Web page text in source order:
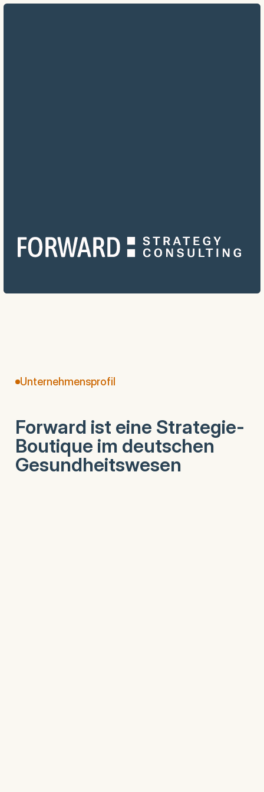
Unternehmensprofil
Forward ist eine Strategie-
Boutique im deutschen
Gesundheitswesen